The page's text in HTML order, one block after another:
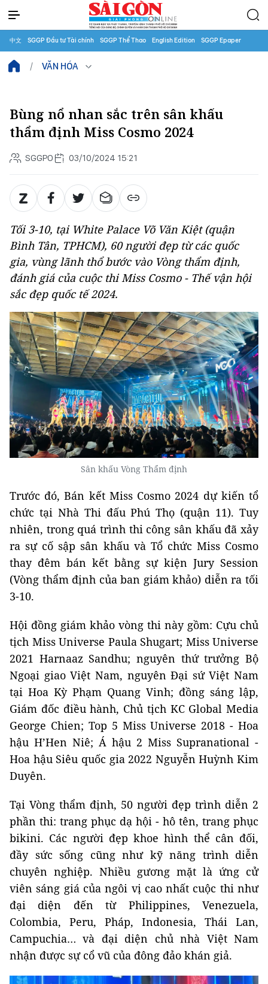
中文 SGGP Đầu tư Tài chính SGGP Thể Thao English Edition SGGP Epaper
VĂN HÓA
Bùng nổ nhan sắc trên sân khấu
thẩm định Miss Cosmo 2024
SGGPO 03/10/2024 15:21
Tối 3-10, tại White Palace Võ Văn Kiệt (quận
Bình Tân, TPHCM), 60 người đẹp từ các quốc
gia, vùng lãnh thổ bước vào Vòng thẩm định,
đánh giá của cuộc thi Miss Cosmo - Thế vận hội
sắc đẹp quốc tế 2024.
Sân khấu Vòng Thẩm định
Trước đó, Bán kết Miss Cosmo 2024 dự kiến tổ
chức tại Nhà Thi đấu Phú Thọ (quận 11). Tuy
nhiên, trong quá trình thi công sân khấu đã xảy
ra sự cố sập sân khấu và Tổ chức Miss Cosmo
thay đêm bán kết bằng sự kiện Jury Session
(Vòng thẩm định của ban giám khảo) diễn ra tối
3-10.
Hội đồng giám khảo vòng thi này gồm: Cựu chủ
tịch Miss Universe Paula Shugart; Miss Universe
2021 Harnaaz Sandhu; nguyên thứ trưởng Bộ
Ngoại giao Việt Nam, nguyên Đại sứ Việt Nam
tại Hoa Kỳ Phạm Quang Vinh; đồng sáng lập,
Giám đốc điều hành, Chủ tịch KC Global Media
George Chien; Top 5 Miss Universe 2018 - Hoa
hậu H’Hen Niê; Á hậu 2 Miss Supranational -
Hoa hậu Siêu quốc gia 2022 Nguyễn Huỳnh Kim
Duyên.
Tại Vòng thẩm định, 50 người đẹp trình diễn 2
phần thi: trang phục dạ hội - hô tên, trang phục
bikini. Các người đẹp khoe hình thể cân đối,
đầy sức sống cũng như kỹ năng trình diễn
chuyên nghiệp. Nhiều gương mặt là ứng cử
viên sáng giá của ngôi vị cao nhất cuộc thi như
đại diện đến từ Philippines, Venezuela,
Colombia, Peru, Pháp, Indonesia, Thái Lan,
Campuchia… và đại diện chủ nhà Việt Nam
nhận được sự cổ vũ của đông đảo khán giả.